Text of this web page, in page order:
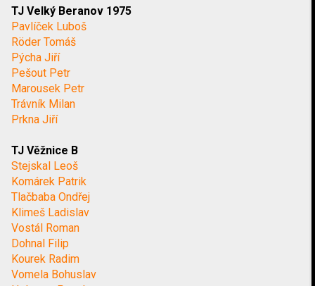
TJ Velký Beranov 1975
Pavlíček Luboš
Röder Tomáš
Pýcha Jiří
Pešout Petr
Marousek Petr
Trávník Milan
Prkna Jiří
TJ Věžnice B
Stejskal Leoš
Komárek Patrik
Tlačbaba Ondřej
Klimeš Ladislav
Vostál Roman
Dohnal Filip
Kourek Radim
Vomela Bohuslav